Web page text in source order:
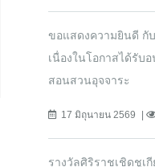
ขอแสดงความยินดี กั
เนื่องในโอกาสได้รับ
สอนสวนอุจจาระ
17 มิถุนายน 2569
รางวัลศิริราชเชิดชูเ